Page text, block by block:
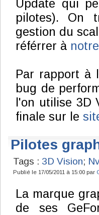
Update qui
pilotes). On
gestion du
référrer à
Par rapport à
bug de
l'on utilise 3D
finale sur le
Pilotes
Tags : 3D Vision;
Publié le 17/05/2011 à 15:00 par
La marque
de ses